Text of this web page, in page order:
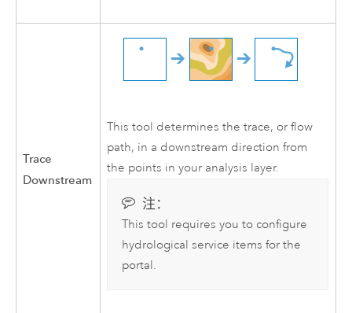
Trace
Downstream
This tool determines the trace, or flow
path, in a downstream direction from
the points in your analysis layer.
注：
This tool requires you to configure
hydrological service items for the
portal.